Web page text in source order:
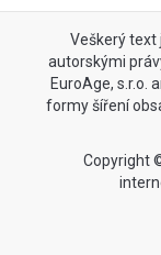
Veškerý text
autorskými
EuroAge, s.r.o.
formy šíření
Copyright